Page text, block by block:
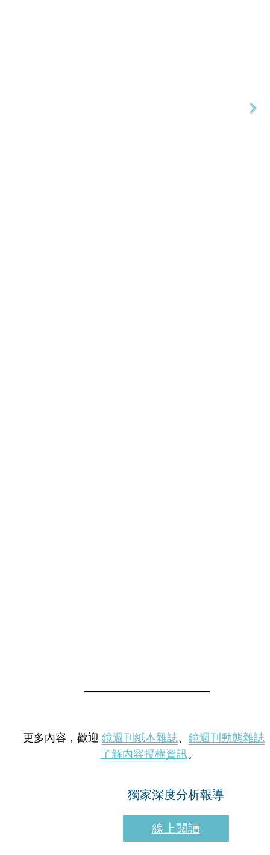
更多內容，歡迎 鏡週刊紙本雜誌、 鏡週刊動態雜誌
了解內容授權資訊。
獨家深度分析報導
線上閱讀